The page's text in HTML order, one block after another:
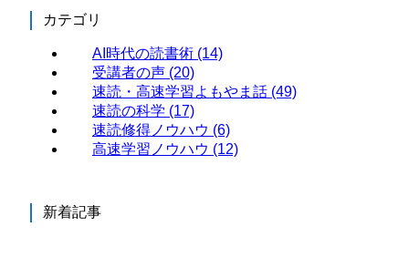
カテゴリ
AI時代の読書術 (14)
受講者の声 (20)
速読・高速学習よもやま話 (49)
速読の科学 (17)
速読修得ノウハウ (6)
高速学習ノウハウ (12)
新着記事